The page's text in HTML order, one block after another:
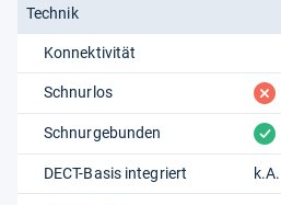
Technik
Konnektivität
Schnurlos fehlt
Schnurgebunden vorhanden
DECT-Basis integriert k.A.